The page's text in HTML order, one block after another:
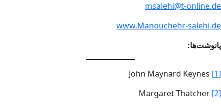
msalehi@t-online.de
www.Manouchehr-salehi.de
پانوشت‌ها:
[1]
[2]